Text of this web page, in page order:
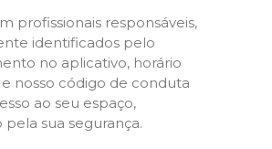
profissionais responsáveis,
identificados pelo
no aplicativo, horário
nosso código de conduta
ao seu espaço,
sua segurança.